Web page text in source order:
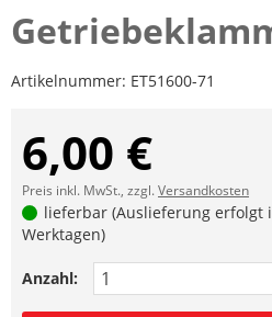
Artikelnummer: ET51600-71
6,00 €
Preis inkl. MwSt., zzgl.Versandkosten
lieferbar (Auslieferung erfolgt
Werktagen)
Anzahl: